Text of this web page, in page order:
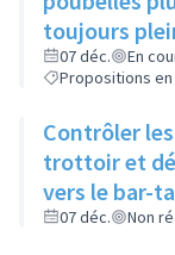
toujours
07 déc.
En
Propositions
Contrôler
trottoir et
vers le bar-
qu'elles
07 déc. Non